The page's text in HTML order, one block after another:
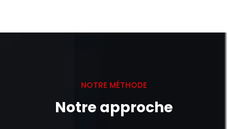
NOTRE MÉTHODE
Notre approche